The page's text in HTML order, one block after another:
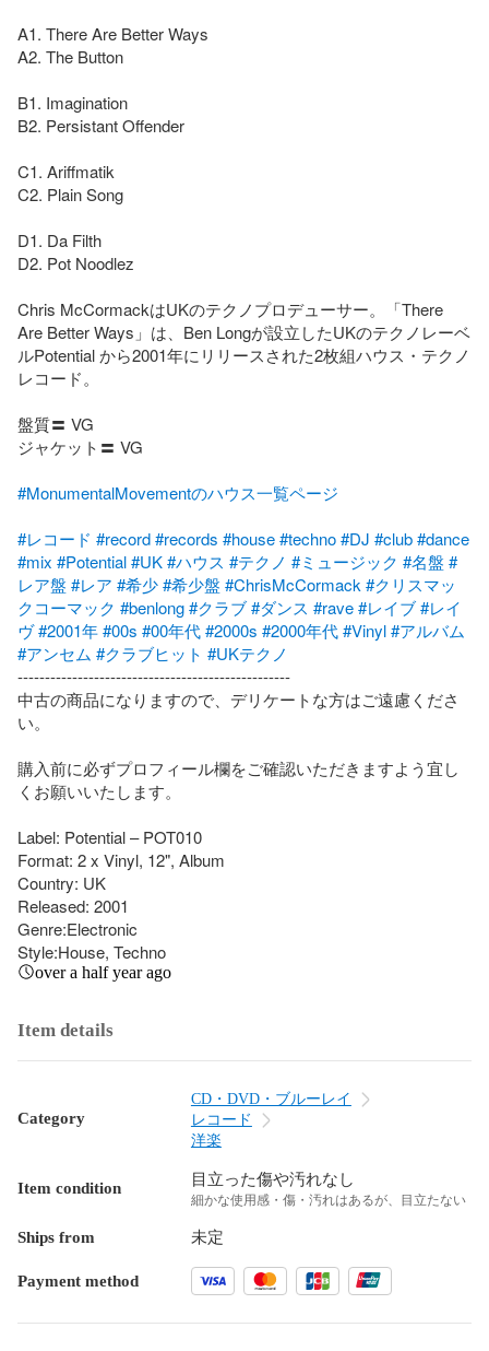
A1. There Are Better Ways
A2. The Button
B1. Imagination
B2. Persistant Offender
C1. Ariffmatik
C2. Plain Song
D1. Da Filth
D2. Pot Noodlez
Chris McCormackはUKのテクノプロデューサー。「There
Are Better Ways」は、Ben Longが設立したUKのテクノレーベ
ルPotential から2001年にリリースされた2枚組ハウス・テクノ
レコード。
盤質〓 VG
ジャケット〓 VG
#MonumentalMovementのハウス一覧ページ
#レコード #record#records #house#techno#DJ #club#dance
#mix #Potential#UK#ハウス #テクノ #ミュージック #名盤 #
レア盤 #レア #希少#希少盤 #ChrisMcCormack #クリスマッ
クコーマック #benlong#クラブ#ダンス #rave#レイブ#レイ
ヴ#2001年#00s #00年代#2000s #2000年代#Vinyl#アルバム
#アンセム #クラブヒット #UKテクノ
--------------------------------------------------
中古の商品になりますので、デリケートな方はご遠慮くださ
い。
購入前に必ずプロフィール欄をご確認いただきますよう宜し
くお願いいたします。
Label: Potential – POT010
Format: 2 x Vinyl, 12", Album
Country: UK
Released: 2001
Genre:Electronic
Style:House, Techno
over a half year ago
Item details
Category
CD・DVD・ブルーレイ
レコード
洋楽
Item condition 目立った傷や汚れなし
細かな使用感・傷・汚れはあるが、目立たない
Ships from 未定
Payment method